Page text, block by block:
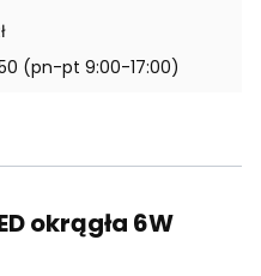
(pn-pt 9:00-17:00)
okrągła 6W